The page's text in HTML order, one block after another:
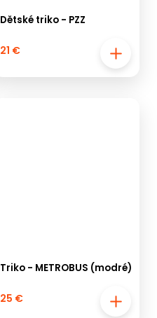
Dětské triko - PZZ
21 €
Triko - METROBUS (modré)
25 €